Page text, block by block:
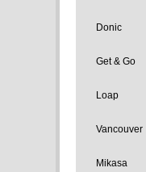
Donic
Get & Go
Loap
Vancouver
Mikasa